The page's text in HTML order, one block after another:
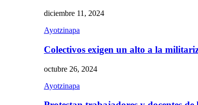
diciembre 11, 2024
Ayotzinapa
Colectivos exigen un alto a la
octubre 26, 2024
Ayotzinapa